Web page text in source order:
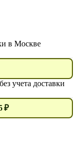
в Москве
учета доставки
₽